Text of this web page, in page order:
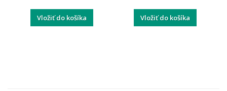
Vložiť do košíka Vložiť do košíka